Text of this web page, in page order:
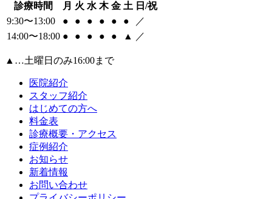
診療時間 月 火 水 木 金 土 日/祝
9:30〜13:00
● ● ● ● ● ●
／
14:00〜18:00 ● ● ● ● ● ▲ ／
▲ …土曜日のみ16:00まで
医院紹介
スタッフ紹介
はじめての方へ
料金表
診療概要・アクセス
症例紹介
お知らせ
新着情報
お問い合わせ